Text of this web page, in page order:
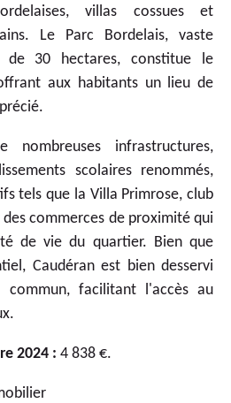
villas cossues et
Le Parc Bordelais, vaste
30 hectares, constitue le
aux habitants un lieu de
nombreuses infrastructures,
scolaires renommés,
tels que la Villa Primrose, club
commerces de proximité qui
de vie du quartier. Bien que
Caudéran est bien desservi
facilitant l'accès au
2024 : 4 838 €.